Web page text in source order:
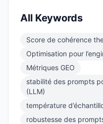
All Keywords
Score de cohérence
Optimisation pour
Métriques GEO
stabilité des prompts
(LLM)
température
robustesse des